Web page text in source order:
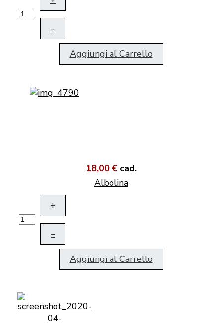
–
Aggiungi al Carrello
18,00 € cad.
Albolina
+
–
Aggiungi al Carrello